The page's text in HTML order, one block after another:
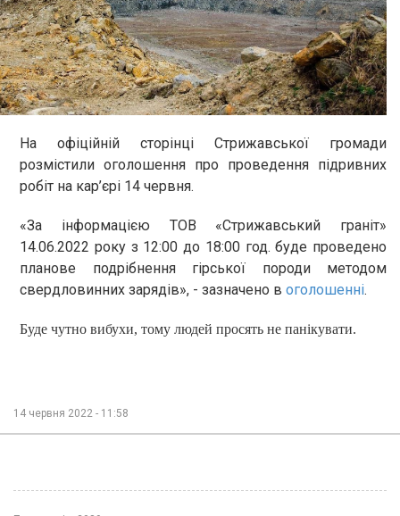
На офіційній сторінці Стрижавської громади
розмістили оголошення про проведення підривних
робіт на кар’єрі 14 червня.
«За інформацією ТОВ «Стрижавський граніт»
14.06.2022 року з 12:00 до 18:00 год. буде проведено
планове подрібнення гірської породи методом
свердловинних зарядів», - зазначено в оголошенні.
Буде чутно вибухи, тому людей просять не панікувати.
14 червня 2022 - 11:58